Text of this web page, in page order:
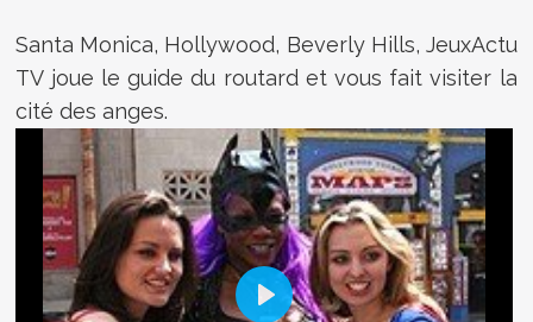
Santa Monica, Hollywood, Beverly Hills, JeuxActu
TV joue le guide du routard et vous fait visiter la
cité des anges.